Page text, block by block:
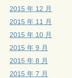
2015 年 12 月
2015 年 11 月
2015 年 10 月
2015 年 9 月
2015 年 8 月
2015 年 7 月